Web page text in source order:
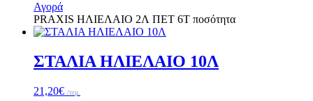
Αγορά
PRAXIS ΗΛΙΕΛΑΙΟ 2Λ ΠΕΤ 6Τ ποσότητα
ΣΤΑΛΙΑ ΗΛΙΕΛΑΙΟ 10Λ
21,20€ /τεμ.